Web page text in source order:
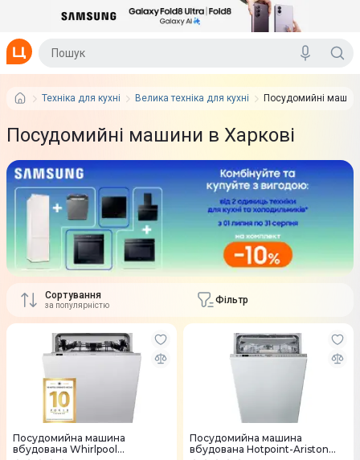
Техніка для кухні Велика техніка для кухні Посудомийні
Посудомийні машини в Харкові
Сортування
за популярністю Фільтр
Посудомийна машина
вбудована Whirlpool
Посудомийна машина
вбудована Hotpoint-Ariston